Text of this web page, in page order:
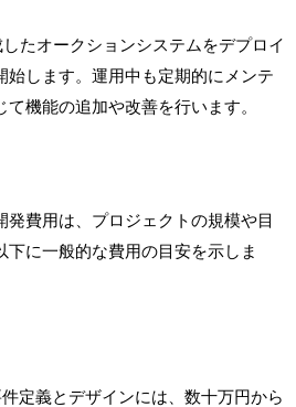
たオークションシステムをデプロイ
始します。運用中も定期的にメンテ
機能の追加や改善を行います。
発費用は、プロジェクトの規模や目
下に一般的な費用の目安を示しま
定義とデザインには、数十万円から